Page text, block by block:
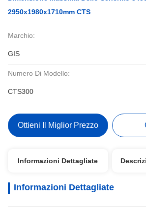
2950x1980x1710mm CTS
Marchio:
GIS
Numero Di Modello:
CTS300
Ottieni Il Miglior Prezzo
Informazioni Dettagliate
Informazioni Dettagliate